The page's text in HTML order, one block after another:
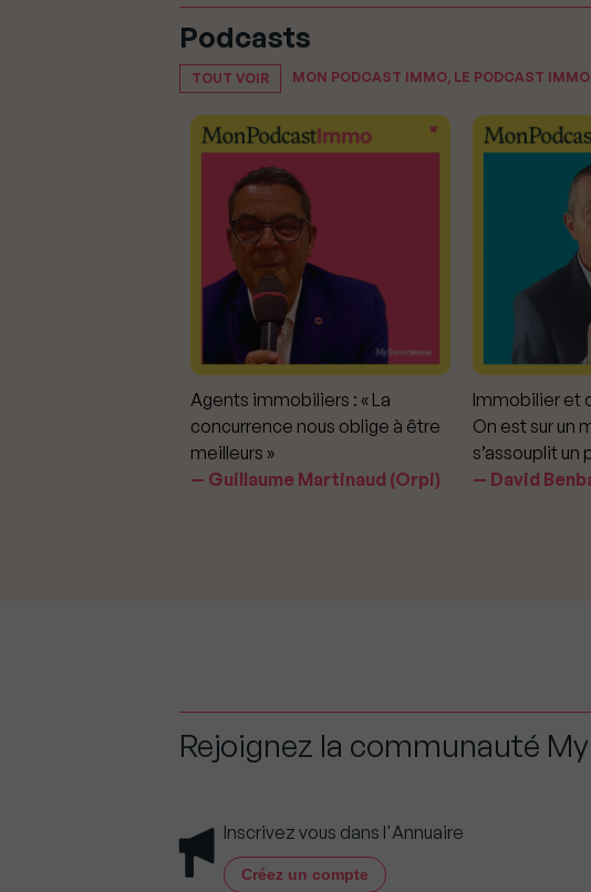
Podcasts
TOUT VOIR MON PODCAST IMMO, LE PODCAST
Agents immobiliers : « La
concurrence nous oblige à être
meilleurs »
Guillaume Martinaud (Orpi)
Immobilier et
On est sur un
s’assouplit un
David
Rejoignez la communauté
Inscrivez vous dans l'Annuaire
Créez un compte